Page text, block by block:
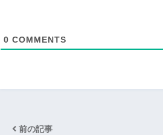
0 COMMENTS
前の記事